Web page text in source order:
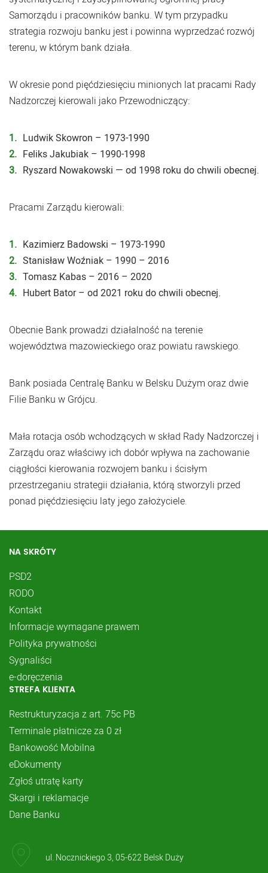
Samorządu i pracowników banku. W tym przypadku
strategia rozwoju banku jest i powinna wyprzedzać rozwój
terenu, w którym bank działa.
W okresie pond pięćdziesięciu minionych lat pracami Rady
Nadzorczej kierowali jako Przewodniczący:
Ludwik Skowron – 1973-1990
Feliks Jakubiak – 1990-1998
Ryszard Nowakowski — od 1998 roku do chwili obecnej.
Pracami Zarządu kierowali:
Kazimierz Badowski – 1973-1990
Stanisław Woźniak – 1990 – 2016
Tomasz Kabas – 2016 – 2020
Hubert Bator – od 2021 roku do chwili obecnej.
Obecnie Bank prowadzi działalność na terenie
województwa mazowieckiego oraz powiatu rawskiego.
Bank posiada Centralę Banku w Belsku Dużym oraz dwie
Filie Banku w Grójcu.
Mała rotacja osób wchodzących w skład Rady Nadzorczej i
Zarządu oraz właściwy ich dobór wpływa na zachowanie
ciągłości kierowania rozwojem banku i ścisłym
przestrzeganiu strategii działania, którą stworzyli przed
ponad pięćdziesięciu laty jego założyciele.
NA SKRÓTY
PSD2
RODO
Kontakt
Informacje wymagane prawem
Polityka prywatności
Sygnaliści
e-doręczenia
STREFA KLIENTA
Restrukturyzacja z art. 75c PB
Terminale płatnicze za 0 zł
Bankowość Mobilna
eDokumenty
Zgłoś utratę karty
Skargi i reklamacje
Dane Banku
ul. Nocznickiego 3, 05-622 Belsk Duży